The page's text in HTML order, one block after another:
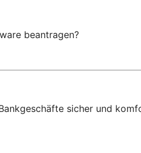
beantragen?
sicher und